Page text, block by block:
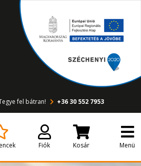
fel bátran! +36 30 552 7953
Fiók Kosár Menü